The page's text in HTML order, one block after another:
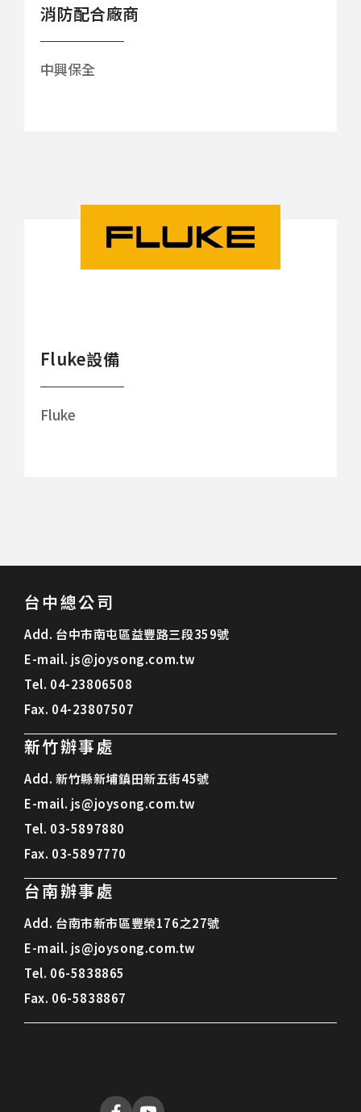
消防配合廠商
中興保全
Fluke設備
Fluke
台中總公司
Add. 台中市南屯區益豐路三段359號
E-mail. js@joysong.com.tw
Tel. 04-23806508
Fax. 04-23807507
新竹辦事處
Add. 新竹縣新埔鎮田新五街45號
E-mail. js@joysong.com.tw
Tel. 03-5897880
Fax. 03-5897770
台南辦事處
Add. 台南市新市區豐榮176之27號
E-mail. js@joysong.com.tw
Tel. 06-5838865
Fax. 06-5838867